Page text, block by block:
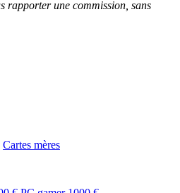
rapporter une commission, sans
Cartes mères